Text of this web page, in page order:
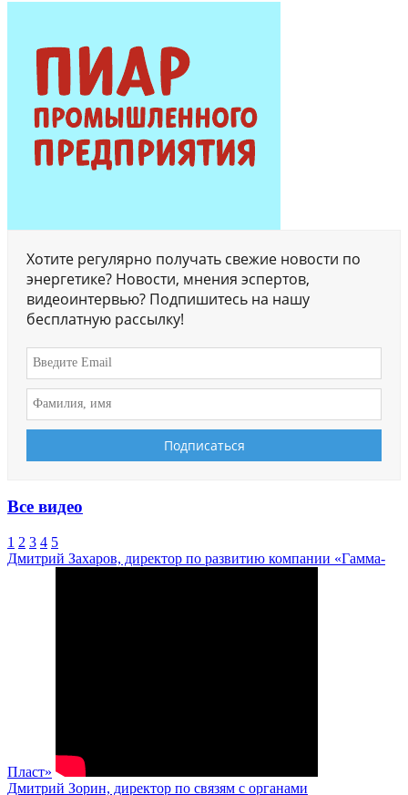
Хотите регулярно получать свежие новости по
энергетике? Новости, мнения эспертов,
видеоинтервью? Подпишитесь на нашу
бесплатную рассылку!
Все видео
1 2 3 4 5
Дмитрий Захаров, директор по развитию компании «Гамма-
Пласт»
Дмитрий Зорин, директор по связям с органами